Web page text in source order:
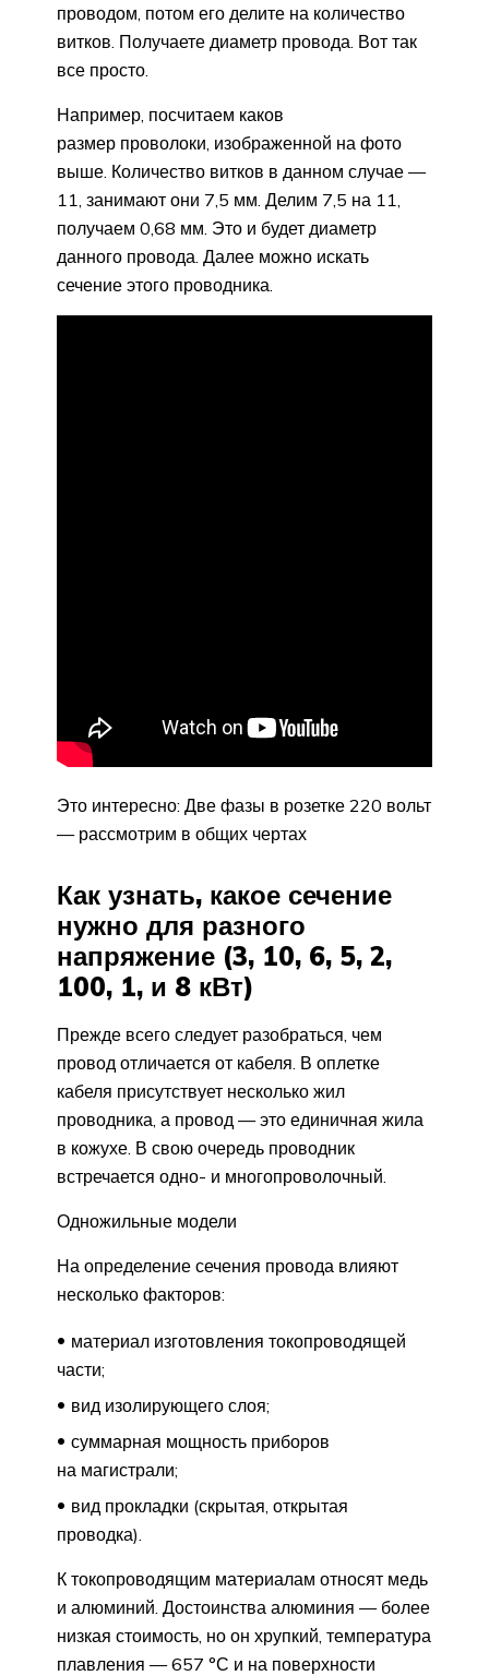
проводом, потом его делите на количество
витков. Получаете диаметр провода. Вот так
все просто.
Например, посчитаем каков
размер проволоки, изображенной на фото
выше. Количество витков в данном случае —
11, занимают они 7,5 мм. Делим 7,5 на 11,
получаем 0,68 мм. Это и будет диаметр
данного провода. Далее можно искать
сечение этого проводника.
Это интересно: Две фазы в розетке 220 вольт
— рассмотрим в общих чертах
Как узнать, какое сечение
нужно для разного
напряжение (3, 10, 6, 5, 2,
100, 1, и 8 кВт)
Прежде всего следует разобраться, чем
провод отличается от кабеля. В оплетке
кабеля присутствует несколько жил
проводника, а провод — это единичная жила
в кожухе. В свою очередь проводник
встречается одно- и многопроволочный.
Одножильные модели
На определение сечения провода влияют
несколько факторов:
материал изготовления токопроводящей
части;
вид изолирующего слоя;
суммарная мощность приборов
на магистрали;
вид прокладки (скрытая, открытая
проводка).
К токопроводящим материалам относят медь
и алюминий. Достоинства алюминия — более
низкая стоимость, но он хрупкий, температура
плавления — 657 °С и на поверхности